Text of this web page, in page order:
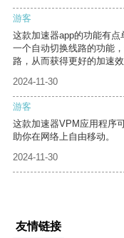
游客
这款加速器app的功能有
一个自动切换线路的功能
路，从而获得更好的加速效
2024-11-30
游客
这款加速器VPM应用程序
助你在网络上自由移动。
2024-11-30
友情链接